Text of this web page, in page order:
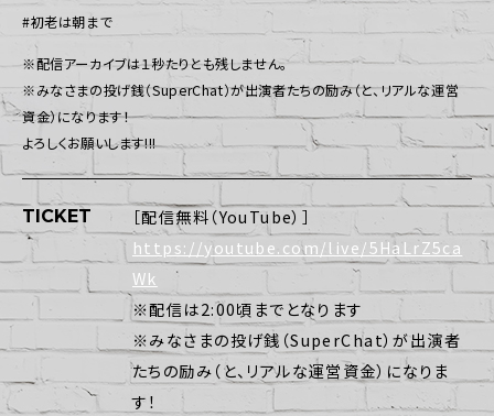
#初老は朝まで
※配信アーカイブは１秒たりとも残しません。
※みなさまの投げ銭（SuperChat）が出演者たちの励み（と、リアルな運営
資金）になります！
よろしくお願いします!!!
TICKET
［配信無料（YouTube）］
https://youtube.com/live/5HaLrZ5ca
Wk
※配信は2:00頃までとなります
※みなさまの投げ銭（SuperChat）が出演者
たちの励み（と、リアルな運営資金）になりま
す！